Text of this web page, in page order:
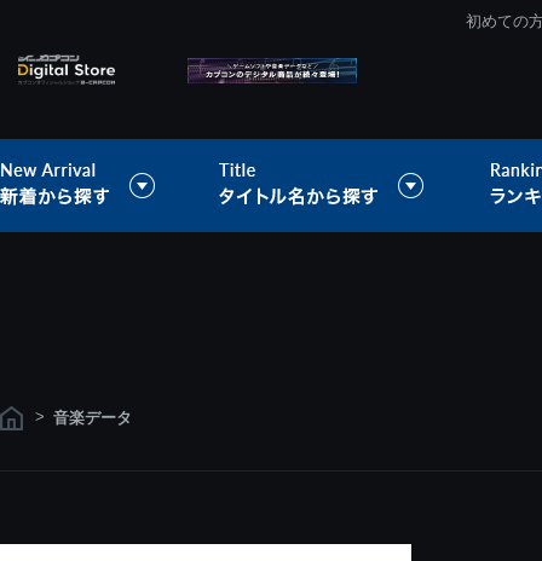
初めての
> 音楽データ